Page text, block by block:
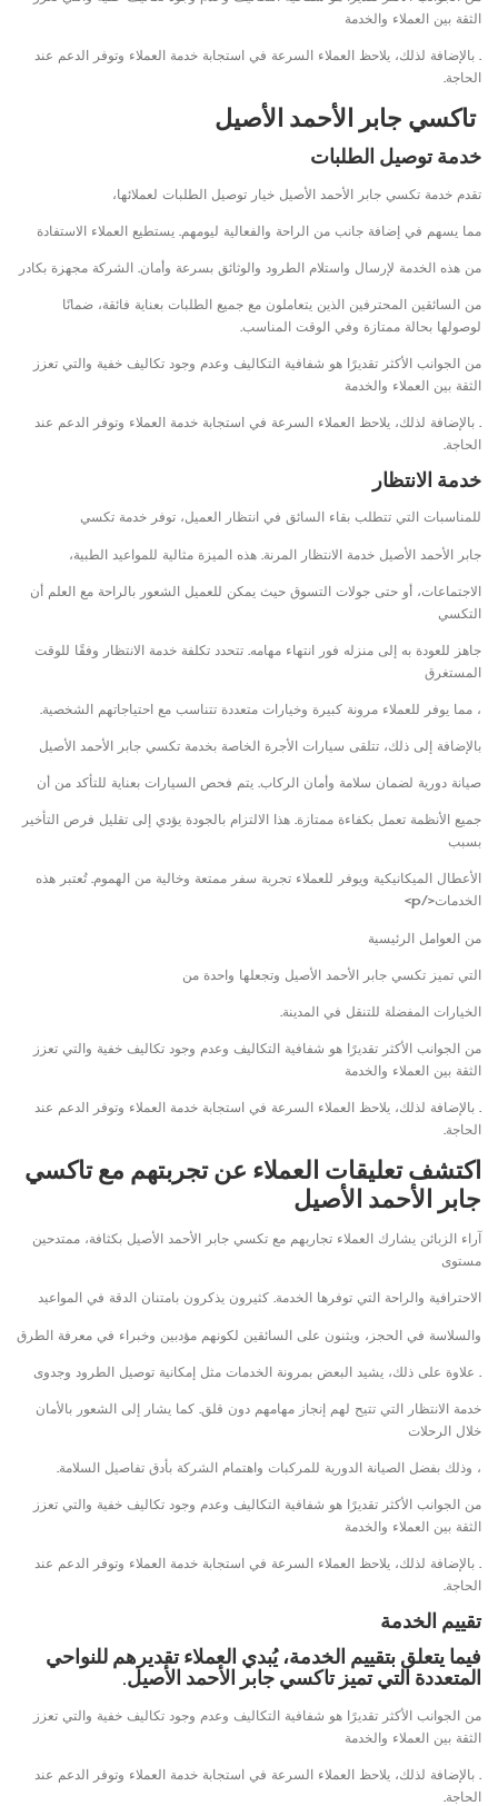
الثقة بين العملاء والخدمة
. بالإضافة لذلك، يلاحظ العملاء السرعة في استجابة خدمة العملاء وتوفر الدعم عند
الحاجة.
تاكسي جابر الأحمد الأصيل
خدمة توصيل الطلبات
تقدم خدمة تكسي جابر الأحمد الأصيل خيار توصيل الطلبات لعملائها،
مما يسهم في إضافة جانب من الراحة والفعالية ليومهم. يستطيع العملاء الاستفادة
من هذه الخدمة لإرسال واستلام الطرود والوثائق بسرعة وأمان. الشركة مجهزة بكادر
من السائقين المحترفين الذين يتعاملون مع جميع الطلبات بعناية فائقة، ضمانًا
لوصولها بحالة ممتازة وفي الوقت المناسب.
من الجوانب الأكثر تقديرًا هو شفافية التكاليف وعدم وجود تكاليف خفية والتي تعزز
الثقة بين العملاء والخدمة
. بالإضافة لذلك، يلاحظ العملاء السرعة في استجابة خدمة العملاء وتوفر الدعم عند
الحاجة.
خدمة الانتظار
للمناسبات التي تتطلب بقاء السائق في انتظار العميل، توفر خدمة تكسي
جابر الأحمد الأصيل خدمة الانتظار المرنة. هذه الميزة مثالية للمواعيد الطبية،
الاجتماعات، أو حتى جولات التسوق حيث يمكن للعميل الشعور بالراحة مع العلم أن
التكسي
جاهز للعودة به إلى منزله فور انتهاء مهامه. تتحدد تكلفة خدمة الانتظار وفقًا للوقت
المستغرق
، مما يوفر للعملاء مرونة كبيرة وخيارات متعددة تتناسب مع احتياجاتهم الشخصية.
بالإضافة إلى ذلك، تتلقى سيارات الأجرة الخاصة بخدمة تكسي جابر الأحمد الأصيل
صيانة دورية لضمان سلامة وأمان الركاب. يتم فحص السيارات بعناية للتأكد من أن
جميع الأنظمة تعمل بكفاءة ممتازة. هذا الالتزام بالجودة يؤدي إلى تقليل فرص التأخير
بسبب
الأعطال الميكانيكية ويوفر للعملاء تجربة سفر ممتعة وخالية من الهموم. تُعتبر هذه
الخدمات</p>
من العوامل الرئيسية
التي تميز تكسي جابر الأحمد الأصيل وتجعلها واحدة من
الخيارات المفضلة للتنقل في المدينة.
من الجوانب الأكثر تقديرًا هو شفافية التكاليف وعدم وجود تكاليف خفية والتي تعزز
الثقة بين العملاء والخدمة
. بالإضافة لذلك، يلاحظ العملاء السرعة في استجابة خدمة العملاء وتوفر الدعم عند
الحاجة.
اكتشف تعليقات العملاء عن تجربتهم مع تاكسي
جابر الأحمد الأصيل
آراء الزبائن يشارك العملاء تجاربهم مع تكسي جابر الأحمد الأصيل بكثافة، ممتدحين
مستوى
الاحترافية والراحة التي توفرها الخدمة. كثيرون يذكرون بامتنان الدقة في المواعيد
والسلاسة في الحجز، ويثنون على السائقين لكونهم مؤدبين وخبراء في معرفة الطرق
. علاوة على ذلك، يشيد البعض بمرونة الخدمات مثل إمكانية توصيل الطرود وجدوى
خدمة الانتظار التي تتيح لهم إنجاز مهامهم دون قلق. كما يشار إلى الشعور بالأمان
خلال الرحلات
، وذلك بفضل الصيانة الدورية للمركبات واهتمام الشركة بأدق تفاصيل السلامة.
من الجوانب الأكثر تقديرًا هو شفافية التكاليف وعدم وجود تكاليف خفية والتي تعزز
الثقة بين العملاء والخدمة
. بالإضافة لذلك، يلاحظ العملاء السرعة في استجابة خدمة العملاء وتوفر الدعم عند
الحاجة.
تقييم الخدمة
فيما يتعلق بتقييم الخدمة، يُبدي العملاء تقديرهم للنواحي
المتعددة التي تميز تاكسي جابر الأحمد الأصيل.
من الجوانب الأكثر تقديرًا هو شفافية التكاليف وعدم وجود تكاليف خفية والتي تعزز
الثقة بين العملاء والخدمة
. بالإضافة لذلك، يلاحظ العملاء السرعة في استجابة خدمة العملاء وتوفر الدعم عند
الحاجة.